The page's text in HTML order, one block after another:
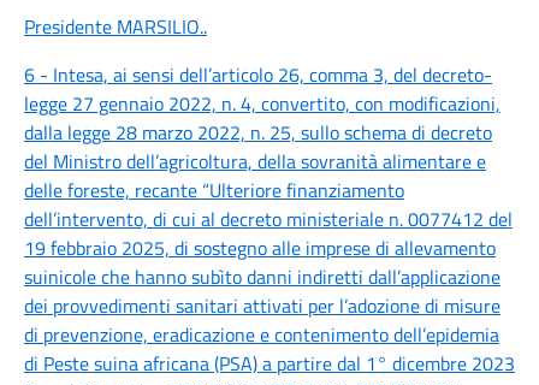
Presidente MARSILIO..
6 - Intesa, ai sensi dell’articolo 26, comma 3, del decreto-
legge 27 gennaio 2022, n. 4, convertito, con modificazioni,
dalla legge 28 marzo 2022, n. 25, sullo schema di decreto
del Ministro dell’agricoltura, della sovranità alimentare e
delle foreste, recante “Ulteriore finanziamento
dell’intervento, di cui al decreto ministeriale n. 0077412 del
19 febbraio 2025, di sostegno alle imprese di allevamento
suinicole che hanno subìto danni indiretti dall’applicazione
dei provvedimenti sanitari attivati per l’adozione di misure
di prevenzione, eradicazione e contenimento dell’epidemia
di Peste suina africana (PSA) a partire dal 1° dicembre 2023